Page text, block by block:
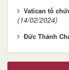
Vatican tổ
(14/02/2024)
Đức Thánh